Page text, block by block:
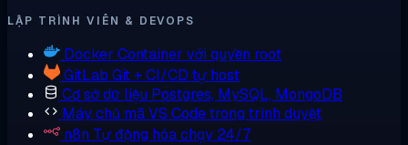
LẬP TRÌNH VIÊN & DEVOPS
Docker Container với quyền root
GitLab Git + CI/CD tự host
Cơ sở dữ liệu Postgres, MySQL, MongoDB
Máy chủ mãVS Code trong trình duyệt
n8n Tự động hóa chạy 24/7